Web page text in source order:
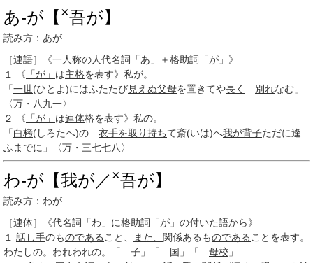
あ‐が【 ×吾が】
読み方：あが
［連語］ 《一人称の人代名詞 「あ」＋格助詞 「が」 》
１
《 「が」 は主格を表す》私が。
「一世(ひとよ)にはふたたび見えぬ父母を置きてや長く ―別れなむ」
〈万・八九一〉
２
《 「が」 は連体格を表す》私の。
「白栲(しろたへ)の―衣手を取り持ちて斎(いは)へ我が背子ただに逢
ふまでに」〈万・三七七八〉
わ‐が【我が／×吾が】
読み方：わが
［連体］ 《代名詞 「わ」 に格助詞 「が」 の付いた語から》
１
話し手のものである こと、 また、 関係あるものである ことを表す。
わたしの。われわれの。「―子」「―国」「―母校 」